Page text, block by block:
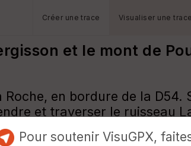
Créer une trace Visualiser une trace
et le mont de
en bordure de la
et traverser le ruisseau
Après le village de
Pour soutenir VisuGPX,